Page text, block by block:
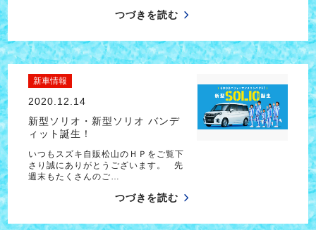
つづきを読む
新車情報
2020.12.14
新型ソリオ・新型ソリオ バンデ
ィット誕生！
いつもスズキ自販松山のＨＰをご覧下
さり誠にありがとうございます。 先
週末もたくさんのご…
つづきを読む